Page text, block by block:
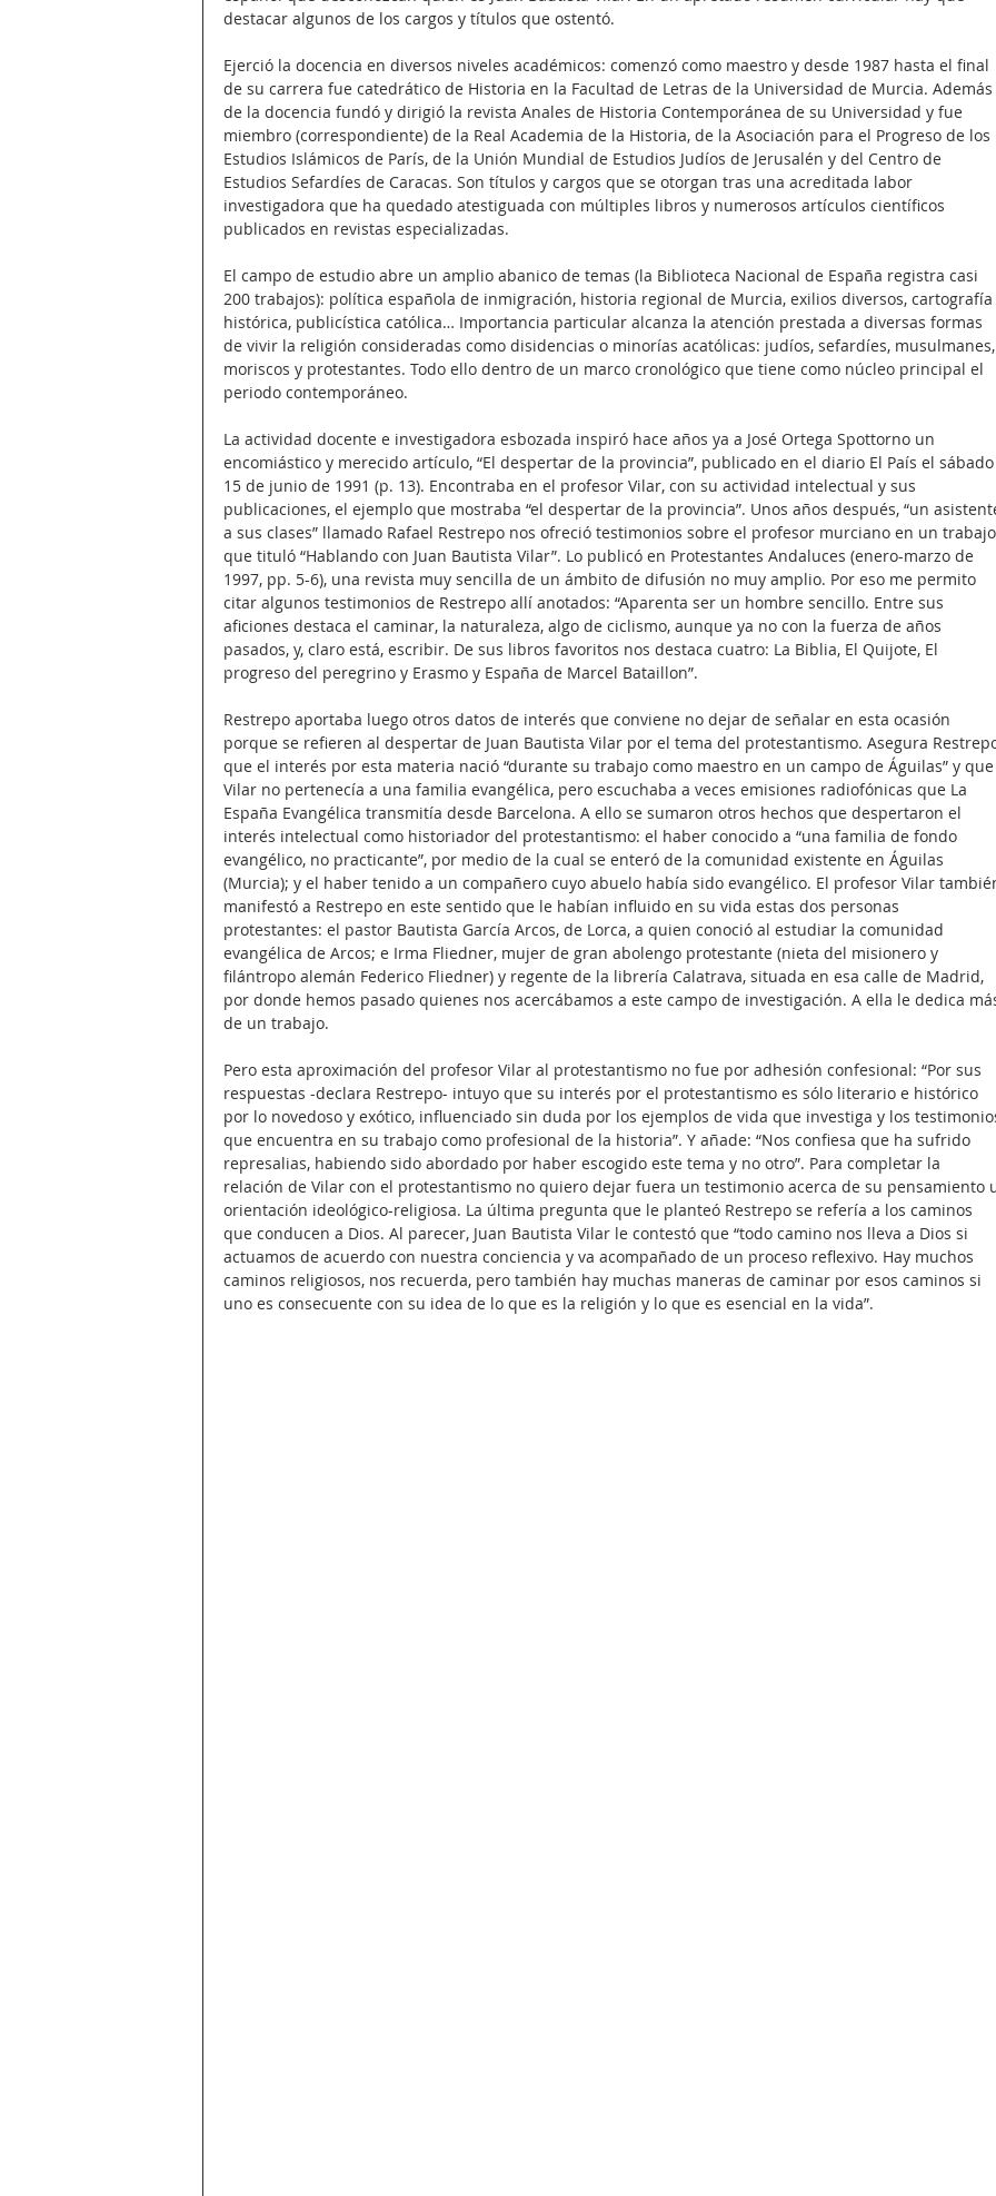
destacar algunos de los cargos y títulos que ostentó.
Ejerció la docencia en diversos niveles académicos: comenzó como maestro y desde 1987 hasta el final
de su carrera fue catedrático de Historia en la Facultad de Letras de la Universidad de Murcia. Además
de la docencia fundó y dirigió la revista Anales de Historia Contemporánea de su Universidad y fue
miembro (correspondiente) de la Real Academia de la Historia, de la Asociación para el Progreso de los
Estudios Islámicos de París, de la Unión Mundial de Estudios Judíos de Jerusalén y del Centro de
Estudios Sefardíes de Caracas. Son títulos y cargos que se otorgan tras una acreditada labor
investigadora que ha quedado atestiguada con múltiples libros y numerosos artículos científicos
publicados en revistas especializadas.
El campo de estudio abre un amplio abanico de temas (la Biblioteca Nacional de España registra casi
200 trabajos): política española de inmigración, historia regional de Murcia, exilios diversos, cartografía
histórica, publicística católica… Importancia particular alcanza la atención prestada a diversas formas
de vivir la religión consideradas como disidencias o minorías acatólicas: judíos, sefardíes, musulmanes,
moriscos y protestantes. Todo ello dentro de un marco cronológico que tiene como núcleo principal el
periodo contemporáneo.
La actividad docente e investigadora esbozada inspiró hace años ya a José Ortega Spottorno un
encomiástico y merecido artículo, “El despertar de la provincia”, publicado en el diario El País el sábado
15 de junio de 1991 (p. 13). Encontraba en el profesor Vilar, con su actividad intelectual y sus
publicaciones, el ejemplo que mostraba “el despertar de la provincia”. Unos años después, “un
a sus clases” llamado Rafael Restrepo nos ofreció testimonios sobre el profesor murciano en un trabajo
que tituló “Hablando con Juan Bautista Vilar”. Lo publicó en Protestantes Andaluces (enero-marzo de
1997, pp. 5-6), una revista muy sencilla de un ámbito de difusión no muy amplio. Por eso me permito
citar algunos testimonios de Restrepo allí anotados: “Aparenta ser un hombre sencillo. Entre sus
aficiones destaca el caminar, la naturaleza, algo de ciclismo, aunque ya no con la fuerza de años
pasados, y, claro está, escribir. De sus libros favoritos nos destaca cuatro: La Biblia, El Quijote, El
progreso del peregrino y Erasmo y España de Marcel Bataillon”.
Restrepo aportaba luego otros datos de interés que conviene no dejar de señalar en esta ocasión
porque se refieren al despertar de Juan Bautista Vilar por el tema del protestantismo. Asegura
que el interés por esta materia nació “durante su trabajo como maestro en un campo de Águilas” y que
Vilar no pertenecía a una familia evangélica, pero escuchaba a veces emisiones radiofónicas que La
España Evangélica transmitía desde Barcelona. A ello se sumaron otros hechos que despertaron el
interés intelectual como historiador del protestantismo: el haber conocido a “una familia de fondo
evangélico, no practicante”, por medio de la cual se enteró de la comunidad existente en Águilas
(Murcia); y el haber tenido a un compañero cuyo abuelo había sido evangélico. El profesor Vilar
manifestó a Restrepo en este sentido que le habían influido en su vida estas dos personas
protestantes: el pastor Bautista García Arcos, de Lorca, a quien conoció al estudiar la comunidad
evangélica de Arcos; e Irma Fliedner, mujer de gran abolengo protestante (nieta del misionero y
filántropo alemán Federico Fliedner) y regente de la librería Calatrava, situada en esa calle de Madrid,
por donde hemos pasado quienes nos acercábamos a este campo de investigación. A ella le dedica
de un trabajo.
Pero esta aproximación del profesor Vilar al protestantismo no fue por adhesión confesional: “Por sus
respuestas -declara Restrepo- intuyo que su interés por el protestantismo es sólo literario e histórico
por lo novedoso y exótico, influenciado sin duda por los ejemplos de vida que investiga y los
que encuentra en su trabajo como profesional de la historia”. Y añade: “Nos confiesa que ha sufrido
represalias, habiendo sido abordado por haber escogido este tema y no otro”. Para completar la
relación de Vilar con el protestantismo no quiero dejar fuera un testimonio acerca de su pensamiento
orientación ideológico-religiosa. La última pregunta que le planteó Restrepo se refería a los caminos
que conducen a Dios. Al parecer, Juan Bautista Vilar le contestó que “todo camino nos lleva a Dios si
actuamos de acuerdo con nuestra conciencia y va acompañado de un proceso reflexivo. Hay muchos
caminos religiosos, nos recuerda, pero también hay muchas maneras de caminar por esos caminos si
uno es consecuente con su idea de lo que es la religión y lo que es esencial en la vida”.